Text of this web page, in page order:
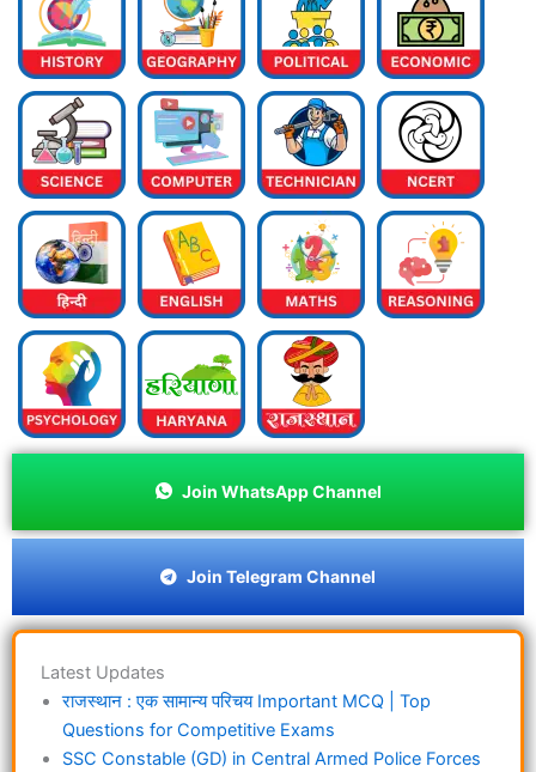
Join WhatsApp Channel
Join Telegram Channel
Latest Updates
राजस्थान : एक सामान्य परिचय Important MCQ | Top
Questions for Competitive Exams
SSC Constable (GD) in Central Armed Police Forces